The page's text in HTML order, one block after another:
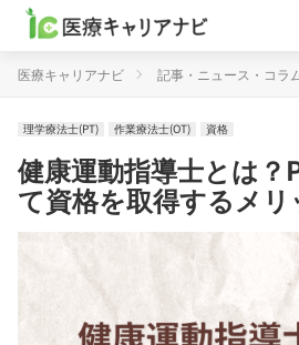
医療キャリアナビ 記事・ニュース・コラ
理学療法士(PT) 作業療法士(OT) 資格
健康運動指導士とは？
て資格を取得するメリ